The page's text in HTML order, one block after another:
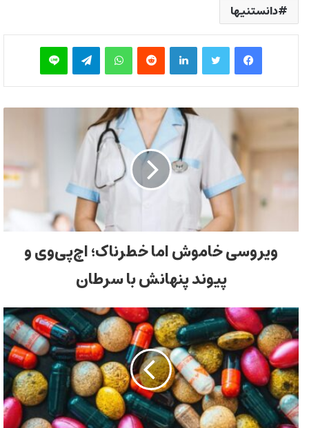
دانستنیها
فیس بوک توییتر لینکدین‫رددیت واتس آپ تلگرام لاین
ویروسی خاموش اما خطرناک؛ اچ‌پی‌وی و
پیوند پنهانش با سرطان